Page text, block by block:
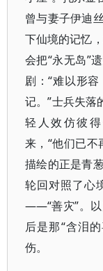
曾与妻子伊迪
下仙境的记忆
会把“永无岛”
剧：“难以形
记。”士兵失落
轻人效仿彼
来，“他们已
描绘的正是青
轮回对照了心
——“善灾”。以
后是那“含泪
伤。